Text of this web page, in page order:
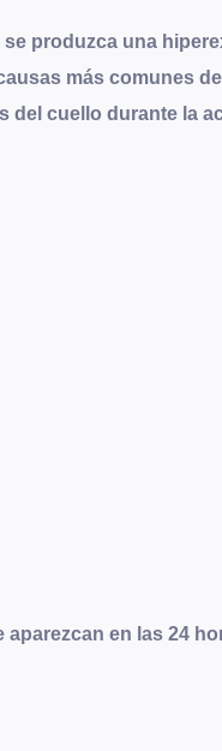
produzca una
más comunes
cuello durante la
en las 24